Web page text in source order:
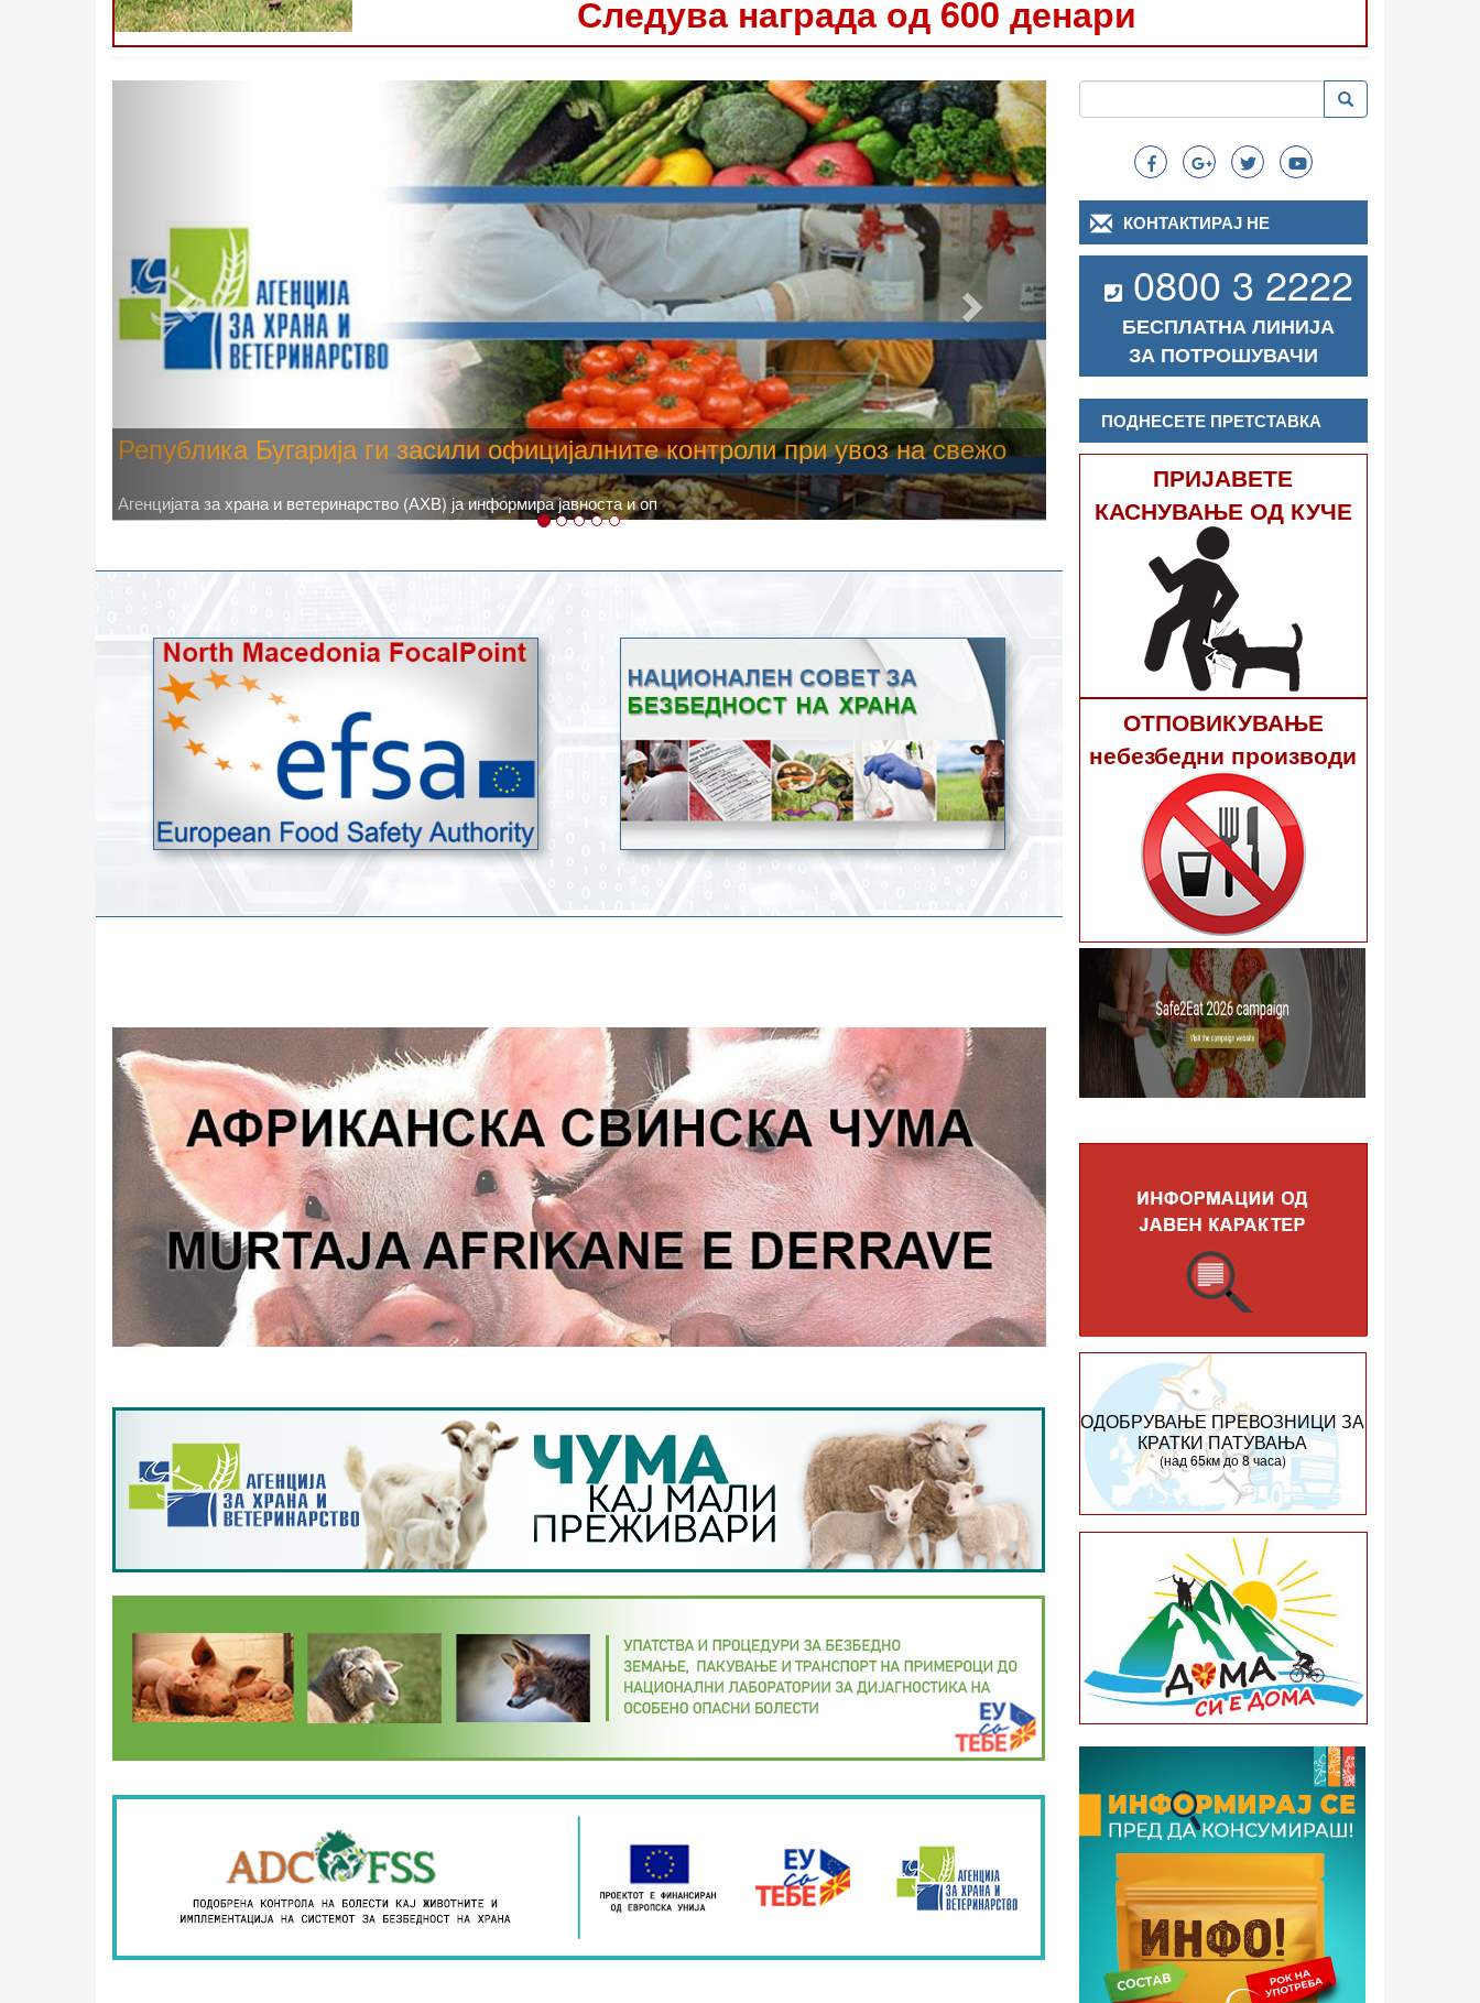
Следува награда од 600 денари
Високите температури ризик од труење со храна, опасни се и за
животните
Новото најавено зголемување на дневните температури, кое според метеоролозите во одредени региони ќе достигне 40
степени, ги зголемува ризиците од појава на труење со храна.
Следно
Search
Пребарување Пребарување
КОНТАКТИРАЈ НЕ
0800 3 2222
БЕСПЛАТНА ЛИНИЈА
ЗА ПОТРОШУВАЧИ
ПОДНЕСЕТЕ ПРЕТСТАВКА
ПРИЈАВЕТЕ
КАСНУВАЊЕ ОД КУЧЕ
ОТПОВИКУВАЊЕ
небезбедни производи
ОДОБРУВАЊЕ ПРЕВОЗНИЦИ ЗА
КРАТКИ ПАТУВАЊА
(над 65км до 8 часа)